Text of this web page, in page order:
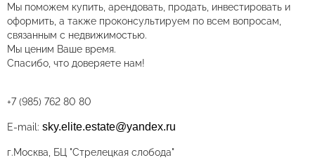
Мы поможем купить, арендовать, продать, инвестировать и
оформить, а также проконсультируем по всем вопросам,
связанным с недвижимостью.
Мы ценим Ваше время.
Спасибо, что доверяете нам!
+7 (985) 762 80 80
E-mail: sky.elite.estate@yandex.ru
г.Москва, БЦ "Стрелецкая слобода"